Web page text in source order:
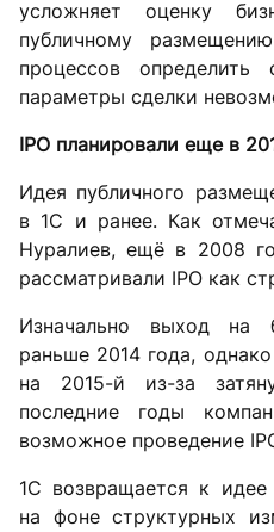
усложняет оценку
публичному
процессов
параметры сделки
IPO планировали еще в
Идея публичного
в 1С и ранее. Как
Нуралиев, ещё в 2008
рассматривали IPO как
Изначально выход на
раньше 2014 года,
на 2015-й из-за
последние годы
возможное проведение
1С возвращается к идее
на фоне структурных